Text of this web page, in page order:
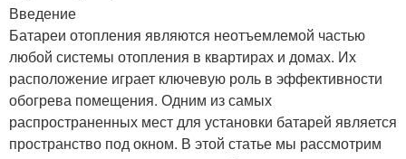
Введение
Батареи отопления являются неотъемлемой частью
любой системы отопления в квартирах и домах. Их
расположение играет ключевую роль в эффективности
обогрева помещения. Одним из самых
распространенных мест для установки батарей является
пространство под окном. В этой статье мы рассмотрим